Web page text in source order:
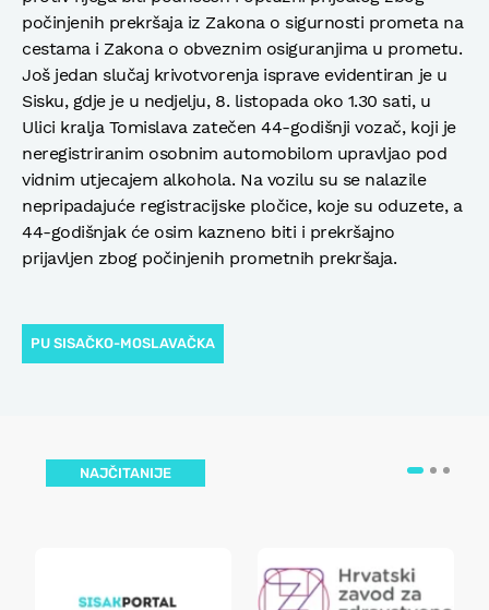
počinjenih prekršaja iz Zakona o sigurnosti prometa na
cestama i Zakona o obveznim osiguranjima u prometu.
Još jedan slučaj krivotvorenja isprave evidentiran je u
Sisku, gdje je u nedjelju, 8. listopada oko 1.30 sati, u
Ulici kralja Tomislava zatečen 44-godišnji vozač, koji je
neregistriranim osobnim automobilom upravljao pod
vidnim utjecajem alkohola. Na vozilu su se nalazile
nepripadajuće registracijske pločice, koje su oduzete, a
44-godišnjak će osim kazneno biti i prekršajno
prijavljen zbog počinjenih prometnih prekršaja.
PU SISAČKO-MOSLAVAČKA
NAJČITANIJE